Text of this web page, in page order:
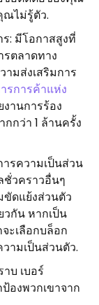
ณไม่รู้ตัว.
: มีโอกาสสูงที่
ตลาดทาง
มส่งเสริมการ
รการค้าแห่ง
านการร้อง
กว่า 1 ล้านครั้ง
รความเป็นส่วน
ชั่วคราวอื่นๆ
ขัดแย้งส่วนตัว
วกัน หากเป็น
ะเลือกบล็อก
ามเป็นส่วนตัว.
บ เบอร์
องพวกเขาจาก